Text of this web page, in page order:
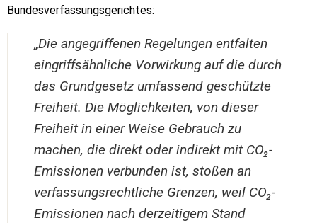
Bundesverfassungsgerichtes:
„Die angegriffenen Regelungen entfalten
eingriffsähnliche Vorwirkung auf die durch
das Grundgesetz umfassend geschützte
Freiheit. Die Möglichkeiten, von dieser
Freiheit in einer Weise Gebrauch zu
machen, die direkt oder indirekt mit CO₂-
Emissionen verbunden ist, stoßen an
verfassungsrechtliche Grenzen, weil CO₂-
Emissionen nach derzeitigem Stand